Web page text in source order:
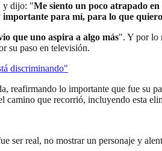
y dijo: "Me siento un poco atrapado en
importante para mí, para lo que
que uno aspira a algo más". Y por lo
su paso en televisión.
discriminando"
reafirmando lo importante que fue su
camino que recorrió, incluyendo esta
real, no mostrar un personaje y